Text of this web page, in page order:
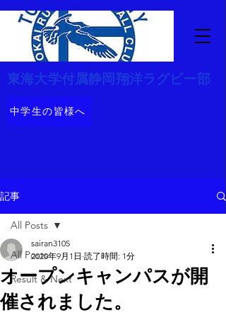
​東海大学付属静岡翔洋ラグビー部
中学生の皆様へ
記事
All Posts
Result & Next
All Posts
オープンキャンパスが開
催されました。
sairan3105
2020年9月1日 読了時間: 1分